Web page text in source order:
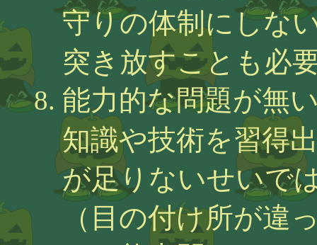
守りの体制にしな
突き放すことも必
能力的な問題が無
知識や技術を習得
が足りないせいで
（目の付け所が違